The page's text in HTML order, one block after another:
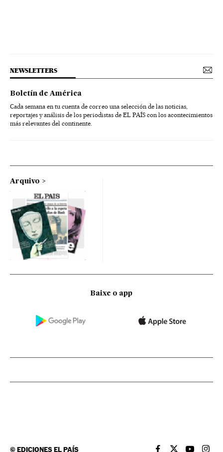
NEWSLETTERS
Boletín de América
Cada semana en tu cuenta de correo una selección de las noticias,
reportajes y análisis de los periodistas de EL PAÍS con los acontecimientos
más relevantes del continente.
Arquivo
Baixe o app
©EDICIONES EL PAÍS